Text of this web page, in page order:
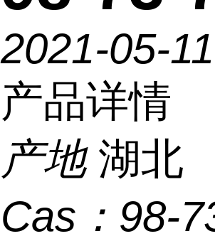
2021-05-11
产品详情
产地 湖北
Cas： 98-